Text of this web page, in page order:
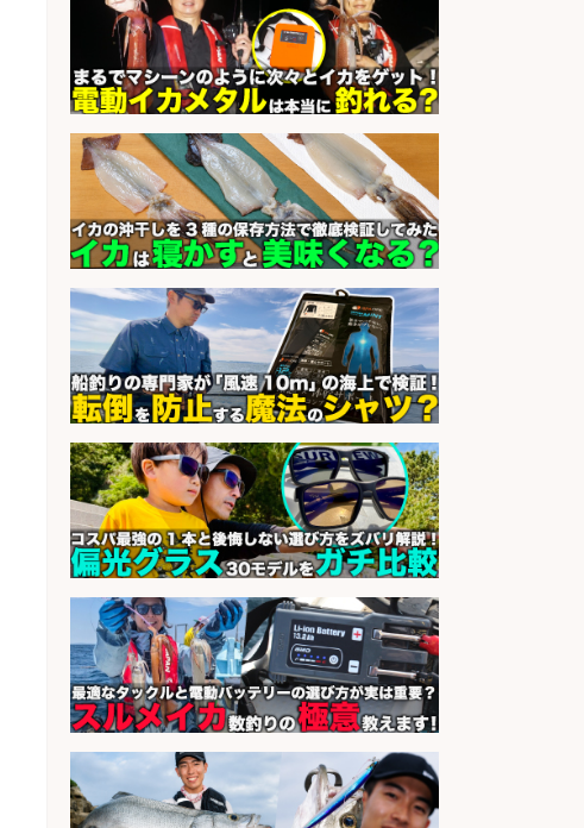
日払いOKで即日収入/製造スタッフ/
「堺市堺区」 土日祝休みで年間休日
126日&入社祝金10万円/堺市堺区の
工場で自転車部品や釣り具の組立/
日払いOK・未経験歓迎/大阪府
会社名
パーソルファクトリーパートナ
ーズ株式会社
sponsored by 求人ボックス
仕分け・シール貼り/釣り具などの
出荷作業/兵庫県/神戸市北区
会社名 UTエージェント株式会社
日払いOKで即日収入/製造スタッフ/
「広島市佐伯区」お魚のパック詰め
や品出し業務/広島市佐伯区内/「時
週4日〜OK×車通勤OK
会社名 株式会社ホットスタッフ五日市
sponsored by 求人ボックス
日払いOKで即日収入/販売スタッフ/
「調理なし・軽作業スタート」お魚
のパック詰め&品出し/週4日から勤